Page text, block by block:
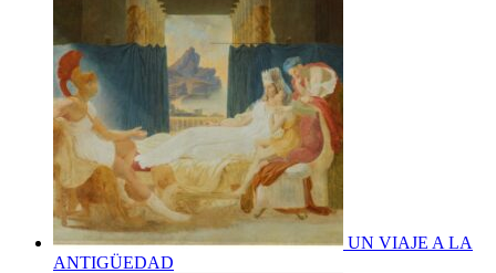
UN VIAJE A LA
ANTIGÜEDAD